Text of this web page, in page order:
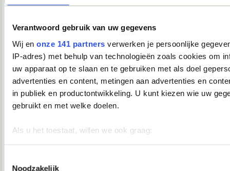
Verantwoord gebruik van uw gegevens
Wij en onze 141 partners verwerken je persoonlijke
IP-adres) met behulp van technologieën zoals cookies om
uw apparaat op te slaan en te gebruiken met als doel
advertenties en content, metingen aan advertenties en
in publiek en productontwikkeling. U kunt kiezen wie uw
gebruikt en met welke doelen.
Als u het toestaat, willen we ook graag:
Noodzakelijk
OMG! Keelpijn!!
__________________
♥ - I miss all the places we never went. -
08-10-2007, 09:39
Verwijderd
*keelpastille doneer*
08-10-2007, 09:39